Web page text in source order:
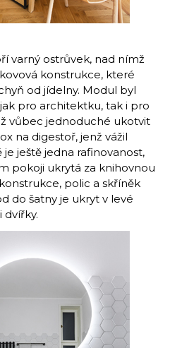
varný ostrůvek, nad nímž
konstrukce, které
od jídelny. Modul byl
pro architektku, tak i pro
vůbec jednoduché ukotvit
na digestoř, jenž vážil
je ještě jedna rafinovanost,
pokoji ukrytá za knihovnou
polic a skříněk
do šatny je ukryt v levé
dvířky.